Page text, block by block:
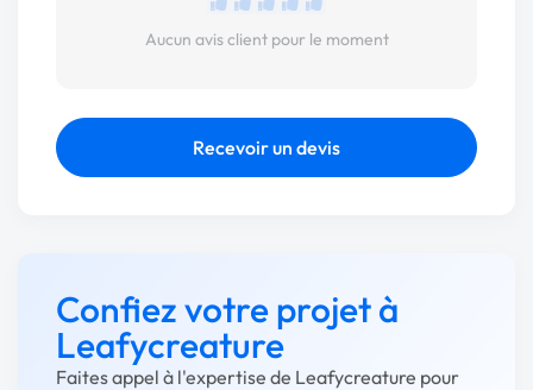
Aucun avis client pour le moment
Recevoir un devis
Confiez votre projet à
Leafycreature
Faites appel à l'expertise de Leafycreature pour